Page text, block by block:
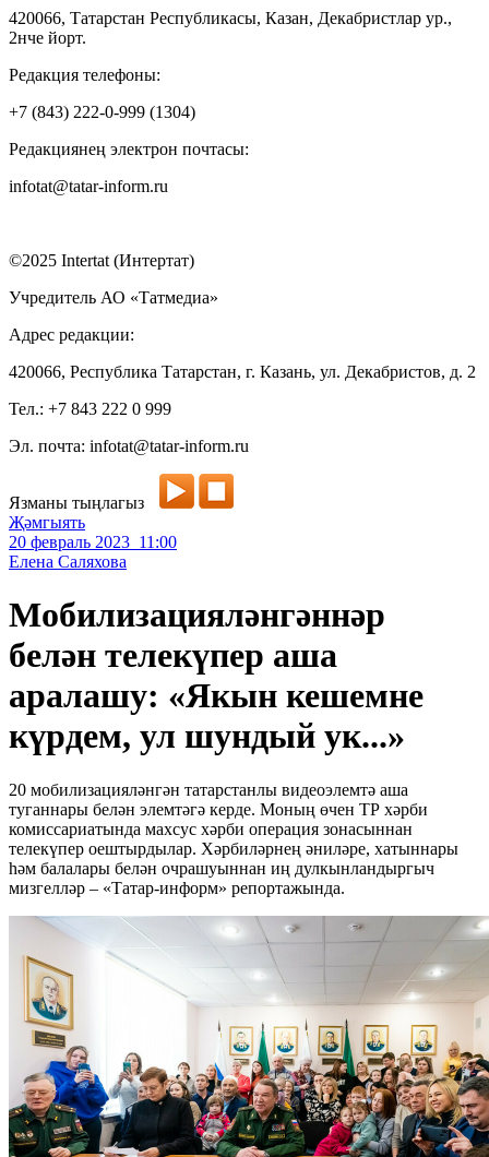
420066, Татарстан Республикасы, Казан, Декабристлар ур.,
2нче йорт.
Редакция телефоны:
+7 (843) 222-0-999 (1304)
Редакциянең электрон почтасы:
infotat@tatar-inform.ru
©2025 Intertat (Интертат)
Учредитель АО «Татмедиа»
Адрес редакции:
420066, Республика Татарстан, г. Казань, ул. Декабристов, д. 2
Тел.: +7 843 222 0 999
Эл. почта: infotat@tatar-inform.ru
Язманы тыңлагыз
Җәмгыять
20 февраль 2023 11:00
Елена Саляхова
Мобилизацияләнгәннәр
белән телекүпер аша
аралашу: «Якын кешемне
күрдем, ул шундый ук...»
20 мобилизацияләнгән татарстанлы видеоэлемтә аша
туганнары белән элемтәгә керде. Моның өчен ТР хәрби
комиссариатында махсус хәрби операция зонасыннан
телекүпер оештырдылар. Хәрбиләрнең әниләре, хатыннары
һәм балалары белән очрашуыннан иң дулкынландыргыч
мизгелләр – «Татар-информ» репортажында.